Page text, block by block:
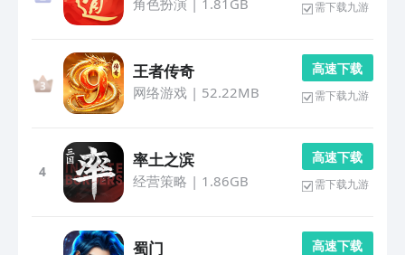
需下载九游
王者传奇
网络游戏| 52.22MB
高 速 下 载
需下载九游
4
率土之滨
经营策略 | 1.86GB
高 速 下 载
需下载九游
蜀门 高 速 下 载